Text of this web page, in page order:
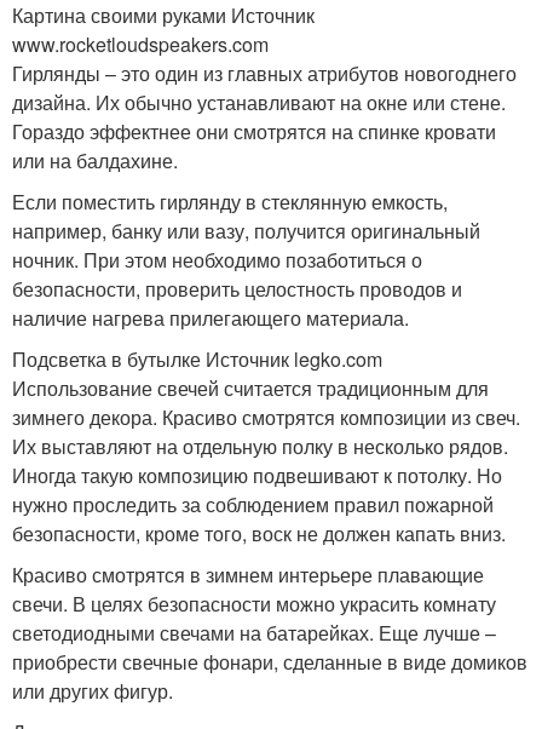
Картина своими руками Источник
www.rocketloudspeakers.com
Гирлянды – это один из главных атрибутов новогоднего
дизайна. Их обычно устанавливают на окне или стене.
Гораздо эффектнее они смотрятся на спинке кровати
или на балдахине.
Если поместить гирлянду в стеклянную емкость,
например, банку или вазу, получится оригинальный
ночник. При этом необходимо позаботиться о
безопасности, проверить целостность проводов и
наличие нагрева прилегающего материала.
Подсветка в бутылке Источник legko.com
Использование свечей считается традиционным для
зимнего декора. Красиво смотрятся композиции из свеч.
Их выставляют на отдельную полку в несколько рядов.
Иногда такую композицию подвешивают к потолку. Но
нужно проследить за соблюдением правил пожарной
безопасности, кроме того, воск не должен капать вниз.
Красиво смотрятся в зимнем интерьере плавающие
свечи. В целях безопасности можно украсить комнату
светодиодными свечами на батарейках. Еще лучше –
приобрести свечные фонари, сделанные в виде домиков
или других фигур.